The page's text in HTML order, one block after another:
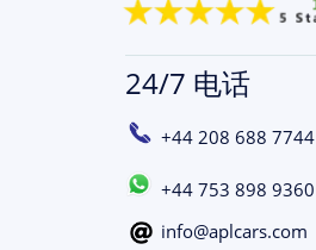
24/7 电话
+44 208 688 7744
+44 753 898 9360
info@aplcars.com